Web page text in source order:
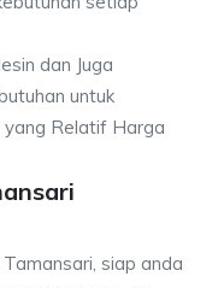
dan Juga
untuk
Relatif Harga
siap anda